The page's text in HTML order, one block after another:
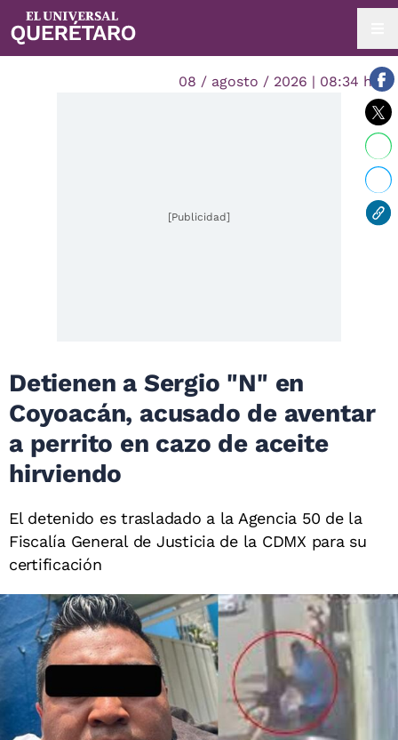
08 / agosto / 2026 | 08:34 hrs.
[Publicidad]
Detienen a Sergio "N" en
Coyoacán, acusado de aventar
a perrito en cazo de aceite
hirviendo
El detenido es trasladado a la Agencia 50 de la
Fiscalía General de Justicia de la CDMX para su
certificación